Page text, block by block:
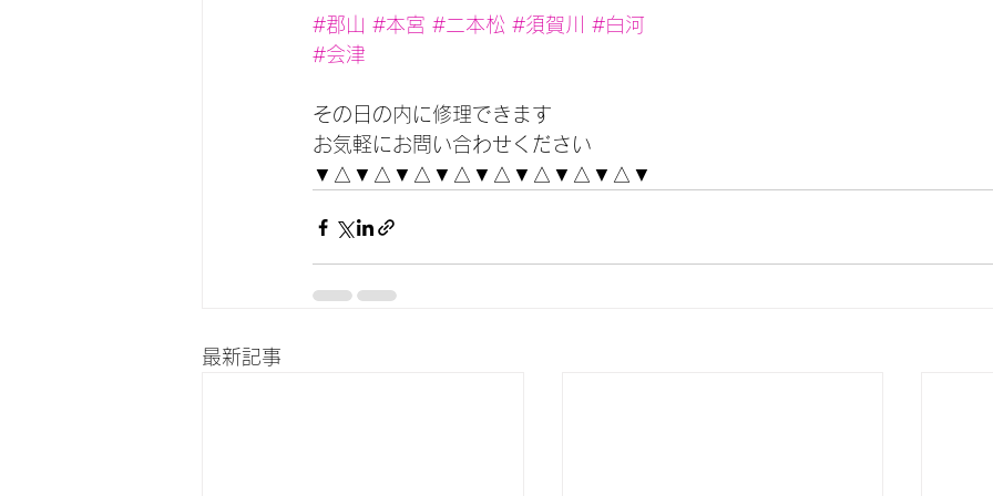
#郡山 #本宮 #二本松 #須賀川
#白河
#会津
その日の内に修理できます
お気軽にお問い合わせください
▼△▼△▼△▼△▼△▼△▼△▼△▼
最新記事